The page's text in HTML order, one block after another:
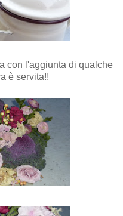
con l'aggiunta di qualche
è servita!!